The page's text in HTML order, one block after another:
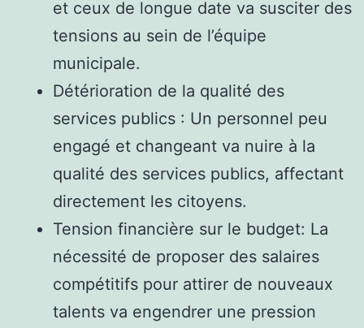
et ceux de longue date va susciter des
tensions au sein de l’équipe
municipale.
Détérioration de la qualité des
services publics : Un personnel peu
engagé et changeant va nuire à la
qualité des services publics, affectant
directement les citoyens.
Tension financière sur le budget: La
nécessité de proposer des salaires
compétitifs pour attirer de nouveaux
talents va engendrer une pression